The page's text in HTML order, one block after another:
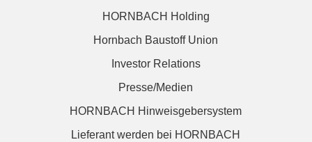
HORNBACH Holding
Hornbach Baustoff Union
Investor Relations
Presse/Medien
HORNBACH Hinweisgebersystem
Lieferant werden bei HORNBACH